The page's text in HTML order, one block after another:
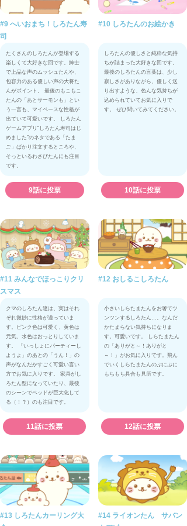
#9 へいおまち！しろたん寿
司
たくさんのしろたんが登場する
楽しくて大好きな回です。紳士
で上品な声のムッシュたんや、
包容力のある優しい声の大将た
んがポイント。 最後のもこもこ
たんの「あとサーモンも」とい
う一言も、マイペースな性格が
出ていて可愛いです。 しろたん
ゲームアプリ“しろたん寿司はじ
めました”のネタである「たま
ご」ばかり注文するところや、
そっといるわさびたんにも注目
です。
9話に投票
#10 しろたんのお絵かき
しろたんの優しさと純粋な気持
ちが詰まった大好きな回です。
最後のしろたんの言葉は、少し
寂しさがありながら、優しく送
り出すような、色んな気持ちが
込められていてお気に入りで
す。 ぜひ聞いてみてください。
10話に投票
#11 みんなでほっこりクリ
スマス
クマのしろたん達は、実はそれ
ぞれ微妙に性格が違っていま
す。ピンク色は可愛く、黄色は
元気、水色はおっとりしていま
す。 「いっしょにパーティーし
ようよ」のあとの「うん！」の
声がなんだかすごく可愛い言い
方でお気に入りです。 家具がし
ろたん型になっていたり、最後
のシーンでベッドが巨大化して
る（！？）のも注目です。
11話に投票
#12 おしるこしろたん
小さいしらたまたんをお箸でツ
ンツンするしろたん…。なんだ
かたまらない気持ちになりま
す。可愛いです。 しらたまたん
の「ありがと～！ありがと
～！」がお気に入りです。飛ん
でいくしらたまたんのぷにぷに
もちもち具合も見所です。
12話に投票
#13 しろたんカーリング大
#14 ライオンたん サバン